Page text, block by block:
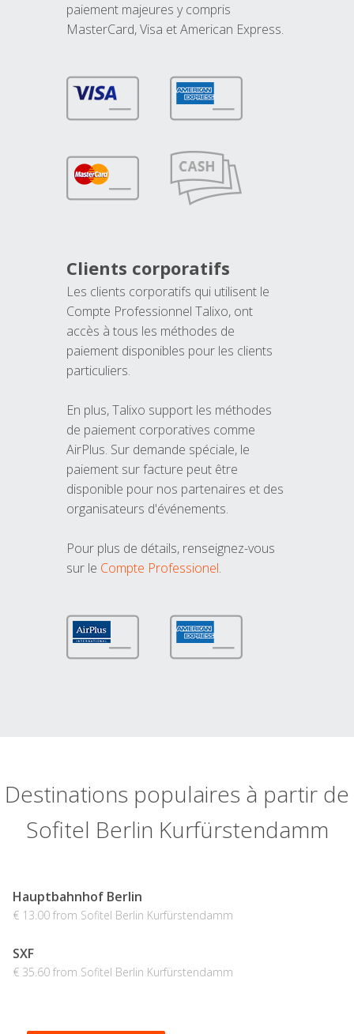
paiement majeures y compris
MasterCard, Visa et American Express.
Clients corporatifs
Les clients corporatifs qui utilisent le
Compte Professionnel Talixo, ont
accès à tous les méthodes de
paiement disponibles pour les clients
particuliers.
En plus, Talixo support les méthodes
de paiement corporatives comme
AirPlus. Sur demande spéciale, le
paiement sur facture peut être
disponible pour nos partenaires et des
organisateurs d'événements.
Pour plus de détails, renseignez-vous
sur le Compte Professionel.
Destinations populaires à partir de
Sofitel Berlin Kurfürstendamm
Hauptbahnhof Berlin
€ 13.00 from Sofitel Berlin Kurfürstendamm
SXF
€ 35.60 from Sofitel Berlin Kurfürstendamm